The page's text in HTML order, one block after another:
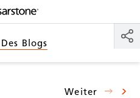
Blogs
Weiter